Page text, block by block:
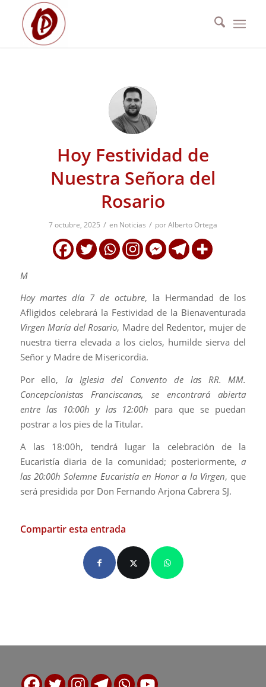
Hoy Festividad de
Nuestra Señora del
Rosario
7 octubre, 2025 / en Noticias / porAlberto Ortega
M
Hoy martes día 7 de octubre, la Hermandad de los
Afligidos celebrará la Festividad de la Bienaventurada
Virgen María del Rosario, Madre del Redentor, mujer de
nuestra tierra elevada a los cielos, humilde sierva del
Señor y Madre de Misericordia.
Por ello,la Iglesia del Convento de las RR. MM.
Concepcionistas Franciscanas, se encontrará abierta
entre las 10:00h y las 12:00h para que se puedan
postrar a los pies de la Titular.
A las 18:00h, tendrá lugar la celebración de la
Eucaristía diaria de la comunidad; posteriormente,a
las 20:00h Solemne Eucaristía en Honor a la Virgen, que
será presidida por Don Fernando Arjona Cabrera SJ.
Compartir esta entrada